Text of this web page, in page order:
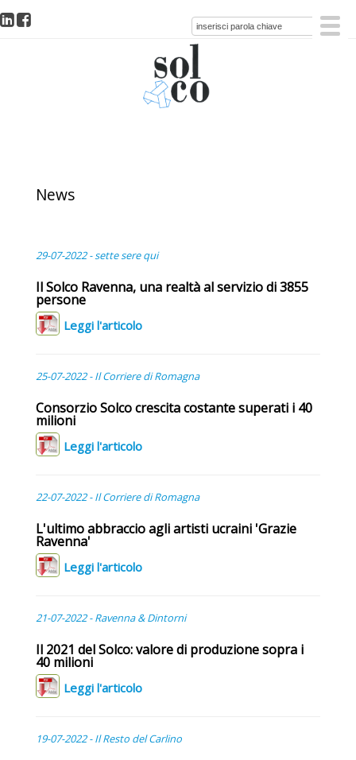
News
29-07-2022 - sette sere qui
Il Solco Ravenna, una realtà al servizio di 3855
persone
Leggi l'articolo
25-07-2022 - Il Corriere di Romagna
Consorzio Solco crescita costante superati i 40
milioni
Leggi l'articolo
22-07-2022 - Il Corriere di Romagna
L'ultimo abbraccio agli artisti ucraini 'Grazie
Ravenna'
Leggi l'articolo
21-07-2022 - Ravenna & Dintorni
Il 2021 del Solco: valore di produzione sopra i
40 milioni
Leggi l'articolo
19-07-2022 - Il Resto del Carlino